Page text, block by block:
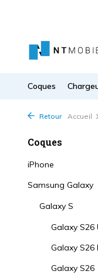
Coques
Retour Accueil
Coques
iPhone
Samsung Galaxy
Galaxy S
Galaxy S26
Galaxy S26
Galaxy S26